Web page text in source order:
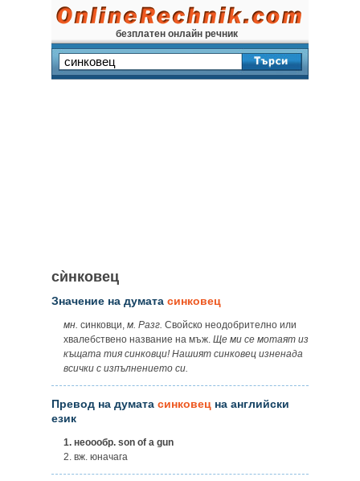
безплатен онлайн речник
сѝнковец
Значение на думата синковец
мн. синковци, м. Разг. Свойско неодобрително или
хвалебствено название на мъж. Ще ми се мотаят из
къщата тия синковци! Нашият синковец изненада
всички с изпълнението си.
Превод на думата синковец на английски
език
1. неоообр. son of a gun
2. вж. юначага